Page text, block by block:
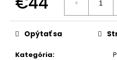
cena:
Kategória:
Opýtať sa